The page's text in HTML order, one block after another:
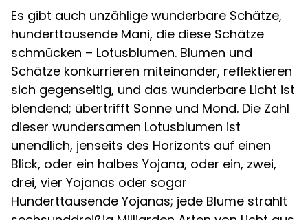
Es gibt auch unzählige wunderbare Schätze,
hunderttausende Mani, die diese Schätze
schmücken – Lotusblumen. Blumen und
Schätze konkurrieren miteinander, reflektieren
sich gegenseitig, und das wunderbare Licht ist
blendend; übertrifft Sonne und Mond. Die Zahl
dieser wundersamen Lotusblumen ist
unendlich, jenseits des Horizonts auf einen
Blick, oder ein halbes Yojana, oder ein, zwei,
drei, vier Yojanas oder sogar
Hunderttausende Yojanas; jede Blume strahlt